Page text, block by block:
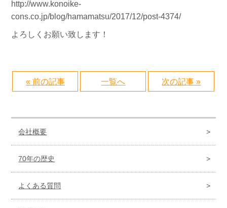
http://www.konoike-
cons.co.jp/blog/hamamatsu/2017/12/post-4374/
よろしくお願い致します！
« 前の記事 一覧へ 次の記事 »
会社概要
70年の歴史
よくある質問